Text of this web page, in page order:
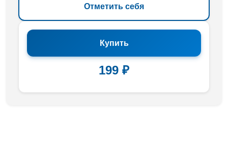
Отметить себя
Купить
199 ₽